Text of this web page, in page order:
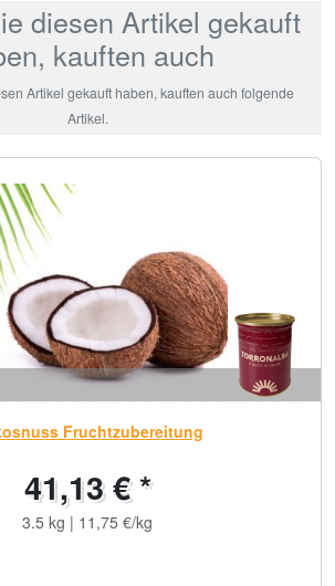
diesen Artikel gekauft
kauften auch
Artikel gekauft haben, kauften auch folgende
Artikel.
Fruchtzubereitung
41,13 € *
3.5 kg | 11,75 €/kg